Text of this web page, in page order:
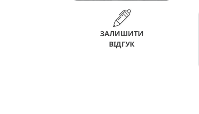
ЗАЛИШИТИ
ВІДГУК